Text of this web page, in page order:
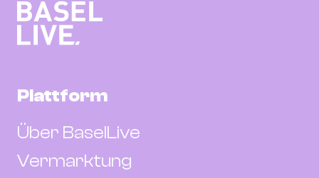
Plattform
Über BaselLive
Vermarktung